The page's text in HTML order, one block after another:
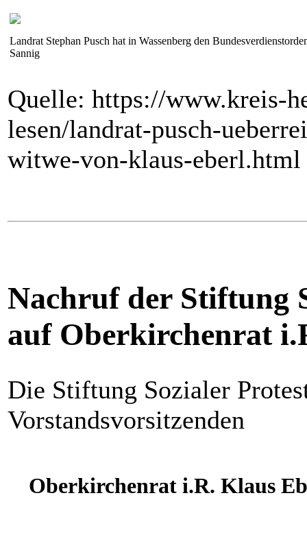
Landrat Stephan Pusch hat in Wassenberg den
Sannig
Quelle: https://www.kreis-
lesen/landrat-pusch-
witwe-von-klaus-
Nachruf der Stiftung
auf Oberkirchenrat
Die Stiftung Sozialer
Vorstandsvorsitzenden
Oberkirchenrat i.R. Klaus